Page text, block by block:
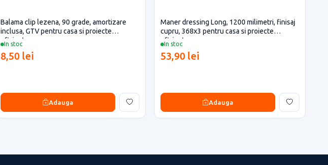
In stoc
Balama clip lezena, 90 grade, amortizare
inclusa, GTV pentru casa si proiecte
eficiente
8,50 lei
Adauga
In stoc
Maner dressing Long, 1200 milimetri, finisaj
cupru, 368x3 pentru casa si proiecte
eficiente
53,90 lei
Adauga